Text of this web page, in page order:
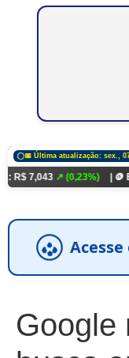
📅 Última atualização: sex.,
↗ (0,23%) | 🪙 Bitcoin:
Google